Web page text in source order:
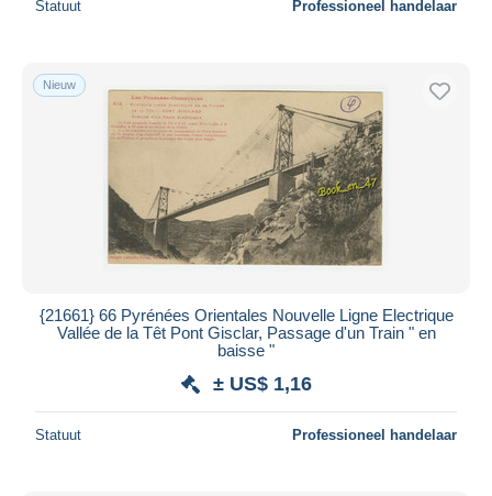
Statuut Professioneel handelaar
Nieuw
{21661} 66 Pyrénées Orientales Nouvelle Ligne Electrique
Vallée de la Têt Pont Gisclar, Passage d'un Train " en
baisse "
± US$ 1,16
Statuut Professioneel handelaar